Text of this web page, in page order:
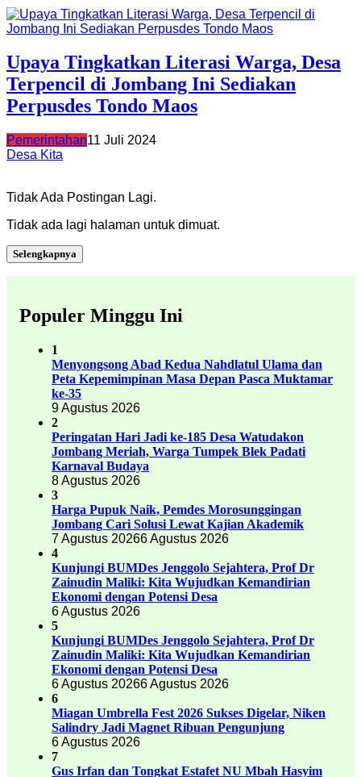
Upaya Tingkatkan Literasi Warga, Desa
Terpencil di Jombang Ini Sediakan
Perpusdes Tondo Maos
Pemerintahan11 Juli 2024
Desa Kita
Tidak Ada Postingan Lagi.
Tidak ada lagi halaman untuk dimuat.
Selengkapnya
Populer Minggu Ini
1
Menyongsong Abad Kedua Nahdlatul Ulama dan
Peta Kepemimpinan Masa Depan Pasca Muktamar
ke-35
9 Agustus 2026
2
Peringatan Hari Jadi ke-185 Desa Watudakon
Jombang Meriah, Warga Tumpek Blek Padati
Karnaval Budaya
8 Agustus 2026
3
Harga Pupuk Naik, Pemdes Morosunggingan
Jombang Cari Solusi Lewat Kajian Akademik
7 Agustus 20266 Agustus 2026
4
Kunjungi BUMDes Jenggolo Sejahtera, Prof Dr
Zainudin Maliki: Kita Wujudkan Kemandirian
Ekonomi dengan Potensi Desa
6 Agustus 2026
5
Kunjungi BUMDes Jenggolo Sejahtera, Prof Dr
Zainudin Maliki: Kita Wujudkan Kemandirian
Ekonomi dengan Potensi Desa
6 Agustus 20266 Agustus 2026
6
Miagan Umbrella Fest 2026 Sukses Digelar, Niken
Salindry Jadi Magnet Ribuan Pengunjung
6 Agustus 2026
7
Gus Irfan dan Tongkat Estafet NU Mbah Hasyim